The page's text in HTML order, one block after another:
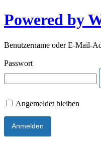
Powered by
Benutzername oder E-Mail-
Passwort
Angemeldet bleiben